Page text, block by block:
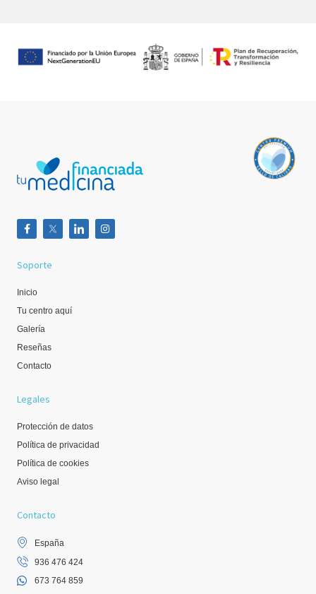
Soporte
Inicio
Tu centro aquí
Galería
Reseñas
Contacto
Legales
Protección de datos
Política de privacidad
Política de cookies
Aviso legal
Contacto
España
936 476 424
673 764 859